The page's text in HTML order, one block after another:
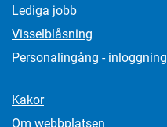
Lediga jobb
Visselblåsning
Personalingång - inloggning
Kakor
Om webbplatsen